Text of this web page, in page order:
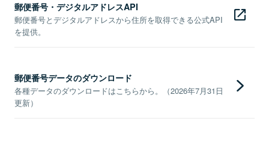
郵便番号・デジタルアドレスAPI
郵便番号とデジタルアドレスから住所を取得できる公式API
を提供。
郵便番号データのダウンロード
各種データのダウンロードはこちらから。（2026年7月31日
更新）